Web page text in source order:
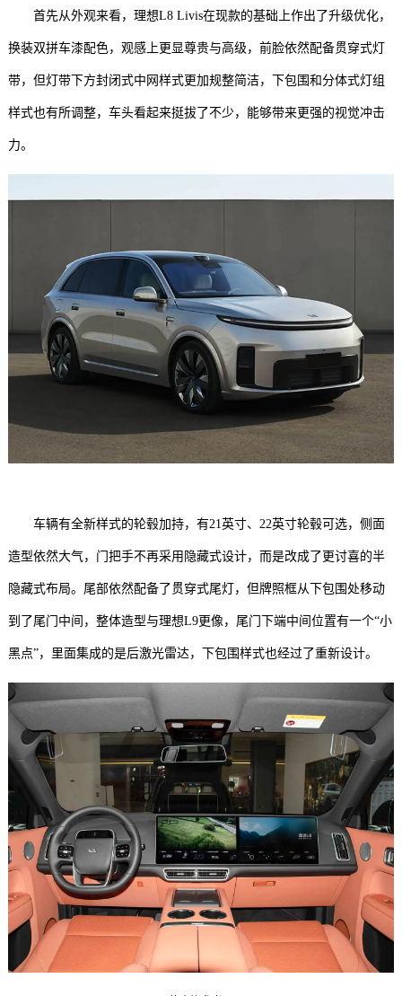
首先从外观来看，理想L8 Livis在现款的基础上作出了升级优化，
换装双拼车漆配色，观感上更显尊贵与高级，前脸依然配备贯穿式灯
带，但灯带下方封闭式中网样式更加规整简洁，下包围和分体式灯组
样式也有所调整，车头看起来挺拔了不少，能够带来更强的视觉冲击
力。
车辆有全新样式的轮毂加持，有21英寸、22英寸轮毂可选，侧面
造型依然大气，门把手不再采用隐藏式设计，而是改成了更讨喜的半
隐藏式布局。尾部依然配备了贯穿式尾灯，但牌照框从下包围处移动
到了尾门中间，整体造型与理想L9更像，尾门下端中间位置有一个“小
黑点”，里面集成的是后激光雷达，下包围样式也经过了重新设计。